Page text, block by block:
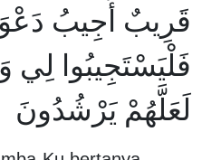
قَرِيبٌ أُجِيبُ
فَلْيَسْتَجِيبُوا لِي
لَعَلَّهُمْ يَرْشُدُونَ